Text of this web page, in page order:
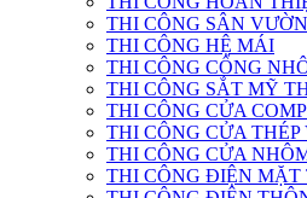
THI CÔNG SÂN
THI CÔNG HỆ MÁI
THI CÔNG CỔNG
THI CÔNG SẮT MỸ
THI CÔNG CỬA
THI CÔNG CỬA THÉP
THI CÔNG CỬA
THI CÔNG ĐIỆN MẶT